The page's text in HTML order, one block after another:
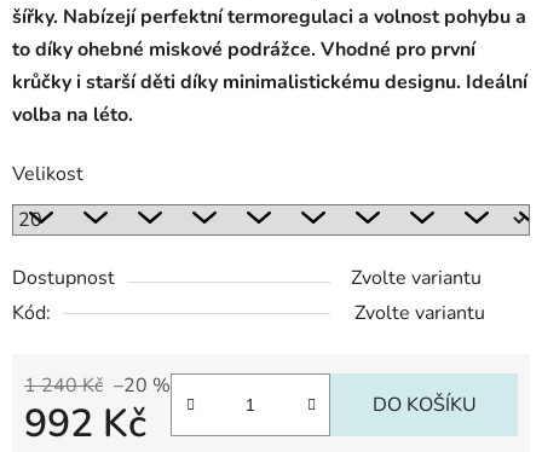
šířky. Nabízejí perfektní termoregulaci a volnost pohybu a
to díky ohebné miskové podrážce. Vhodné pro první
krůčky i starší děti díky minimalistickému designu. Ideální
volba na léto.
Velikost
Dostupnost
Zvolte variantu
Kód:
Zvolte variantu
1 240 Kč –20 %
992 Kč DO KOŠÍKU